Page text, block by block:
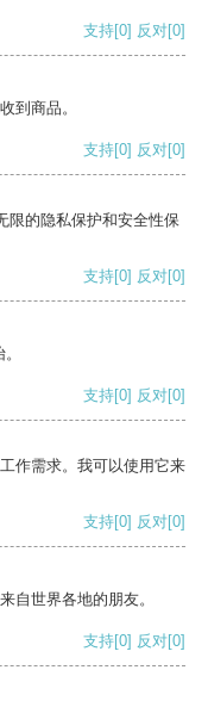
支持[0] 反对[0]
到商品。
支持[0] 反对[0]
限的隐私保护和安全性保
支持[0] 反对[0]
支持[0] 反对[0]
作需求。我可以使用它来
支持[0] 反对[0]
自世界各地的朋友。
支持[0] 反对[0]